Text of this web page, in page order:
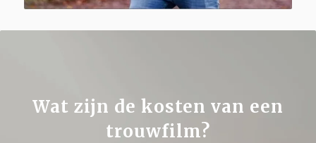
Wat zijn de kosten van een
trouwfilm?